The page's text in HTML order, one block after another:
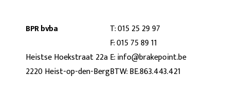
BPR bvba
Heistse Hoekstraat 22a
2220 Heist-op-den-Berg
T:015 25 29 97
F:015 75 89 11
E:info@brakepoint.be
BTW: BE.863.443.421